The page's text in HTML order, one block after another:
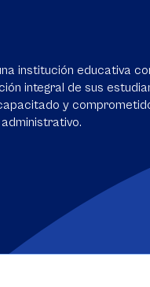
institución educativa
integral de sus
y